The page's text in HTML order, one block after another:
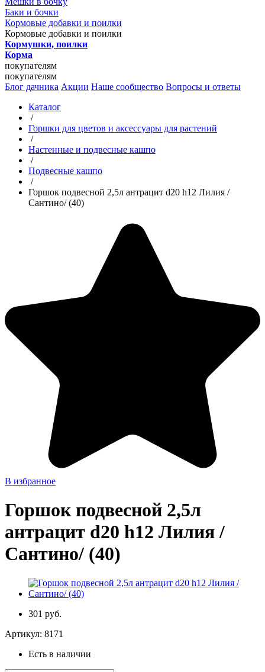
Баки и бочки
Кормовые добавки и поилки
Кормовые добавки и поилки
Кормушки, поилки
Корма
покупателям
покупателям
Блог дачника Акции Наше сообщество Вопросы и ответы
Каталог
/
Горшки для цветов и аксессуары для растений
/
Настенные и подвесные кашпо
/
Подвесные кашпо
/
Горшок подвесной 2,5л антрацит d20 h12 Лилия /
Сантино/ (40)
В избранное
Горшок подвесной 2,5л
антрацит d20 h12 Лилия /
Сантино/ (40)
301 руб.
Артикул: 8171
Есть в наличии